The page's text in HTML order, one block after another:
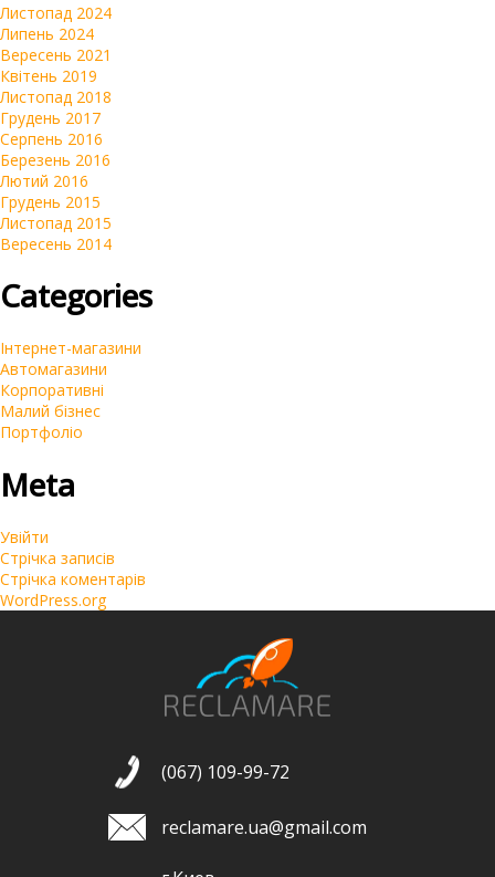
Листопад 2024
Липень 2024
Вересень 2021
Квітень 2019
Листопад 2018
Грудень 2017
Серпень 2016
Березень 2016
Лютий 2016
Грудень 2015
Листопад 2015
Вересень 2014
Categories
Інтернет-магазини
Автомагазини
Корпоративні
Малий бізнес
Портфоліо
Meta
Увійти
Стрічка записів
Стрічка коментарів
WordPress.org
(067) 109-99-72
reclamare.ua@gmail.com